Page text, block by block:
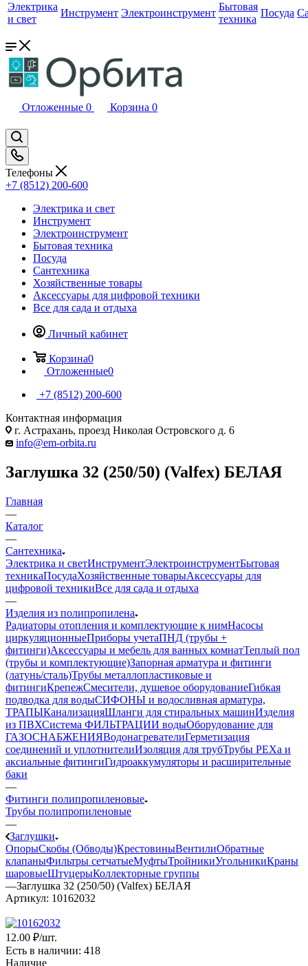
Электрика
и свет
Инструмент Электроинструмент
Бытовая
техника
Посуда
Отложенные 0 Корзина 0
Телефоны
+7 (8512) 200-600
Электрика и свет
Инструмент
Электроинструмент
Бытовая техника
Посуда
Сантехника
Хозяйственные товары
Аксессуары для цифровой техники
Все для сада и отдыха
Личный кабинет
Корзина0
Отложенные0
+7 (8512) 200-600
Контактная информация
г. Астрахань, проезд Николая Островского д. 6
info@em-orbita.ru
Заглушка 32 (250/50) (Valfex) БЕЛАЯ
Главная
—
Каталог
—
Сантехника
Электрика и светИнструментЭлектроинструментБытовая
техникаПосудаХозяйственные товарыАксессуары для
цифровой техникиВсе для сада и отдыха
—
Изделия из полипропилена
Радиаторы отопления и комплектующие к нимНасосы
циркуляционныеПриборы учетаПНД (трубы +
фитинги)Аксессуары и мебель для ванных комнатТеплый пол
(трубы и комплектующие)Запорная арматура и фитинги
(латунь/сталь)Трубы металлопластиковые и
фитингиКрепежСмесители, душевое оборудованиеГибкая
подводка для водыСИФОНЫ и водосливная арматура,
ТРАПЫКанализацияШланги для стиральных машинИзделия
из ПВХСистема ФИЛЬТРАЦИИ водыОборудование для
ГАЗОСНАБЖЕНИЯВодонагревателиГерметизация
соединений и уплотнителиИзоляция для трубТрубы PEXa и
аксиальные фитингиГидроаккумуляторы и расширительные
баки
—
Фитинги полипропиленовые
Трубы полипропиленовые
—
Заглушки
ОпорыСкобы (Обводы)КрестовиныВентилиОбратные
клапаныФильтры сетчатыеМуфтыТройникиУгольникиКраны
шаровыеШтуцерыКоллекторные группы
—Заглушка 32 (250/50) (Valfex) БЕЛАЯ
Артикул: 10162032
12.00 ₽/шт.
Есть в наличии: 418
Наличие